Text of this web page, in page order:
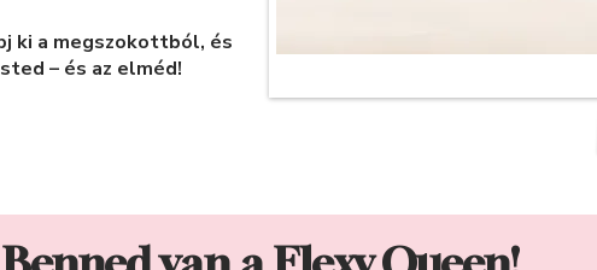
ki a megszokottból, és
– és az elméd!